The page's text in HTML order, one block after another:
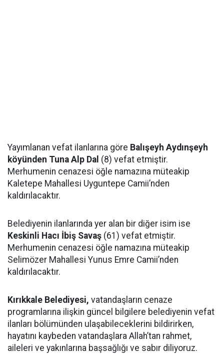
Yayımlanan vefat ilanlarına göre Balışeyh Aydınşeyh
köyünden Tuna Alp Dal (8) vefat etmiştir.
Merhumenin cenazesi öğle namazına müteakip
Kaletepe Mahallesi Uyguntepe Camii’nden
kaldırılacaktır.
Belediyenin ilanlarında yer alan bir diğer isim ise
Keskinli Hacı İbiş Savaş (61) vefat etmiştir.
Merhumenin cenazesi öğle namazına müteakip
Selimözer Mahallesi Yunus Emre Camii’nden
kaldırılacaktır.
Kırıkkale Belediyesi, vatandaşların cenaze
programlarına ilişkin güncel bilgilere belediyenin vefat
ilanları bölümünden ulaşabileceklerini bildirirken,
hayatını kaybeden vatandaşlara Allah’tan rahmet,
aileleri ve yakınlarına başsağlığı ve sabır diliyoruz.